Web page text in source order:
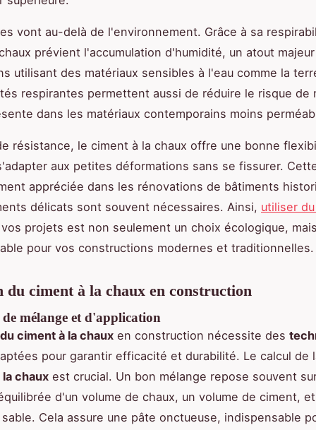
vont au-delà de l'environnement. Grâce à sa
prévient l'accumulation d'humidité, un atout
utilisant des matériaux sensibles à l'eau comme la
respirantes permettent aussi de réduire le risque de
dans les matériaux contemporains moins
résistance, le ciment à la chaux offre une bonne
aux petites déformations sans se fissurer.
appréciée dans les rénovations de bâtiments
délicats sont souvent nécessaires. Ainsi, utiliser
projets est non seulement un choix écologique,
pour vos constructions modernes et traditionnelles.
du ciment à la chaux en construction
de mélange et d'application
ciment à la chaux en construction nécessite des
pour garantir efficacité et durabilité. Le calcul de
chaux est crucial. Un bon mélange repose souvent
d'un volume de chaux, un volume de ciment,
Cela assure une pâte onctueuse, indispensable